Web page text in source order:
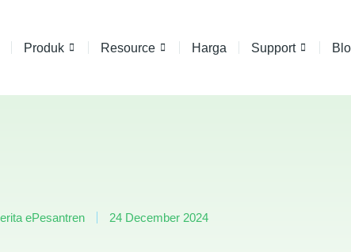
Produk Resource Harga Support
ePesantren 24 December 2024